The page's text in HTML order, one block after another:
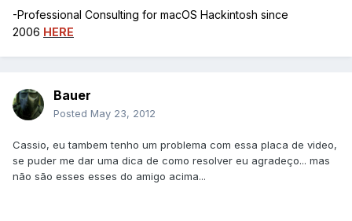
-Professional Consulting for macOS Hackintosh since
2006 HERE
Bauer
Posted May 23, 2012
Cassio, eu tambem tenho um problema com essa placa de video,
se puder me dar uma dica de como resolver eu agradeço... mas
não são esses esses do amigo acima...